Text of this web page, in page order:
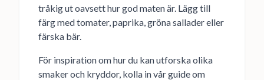
tråkig ut oavsett hur god maten är. Lägg till
färg med tomater, paprika, gröna sallader eller
färska bär.
För inspiration om hur du kan utforska olika
smaker och kryddor, kolla in vår guide om